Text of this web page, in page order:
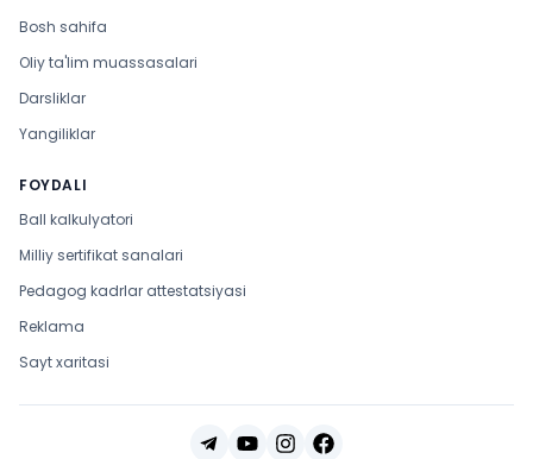
Bosh sahifa
Oliy ta'lim muassasalari
Darsliklar
Yangiliklar
FOYDALI
Ball kalkulyatori
Milliy sertifikat sanalari
Pedagog kadrlar attestatsiyasi
Reklama
Sayt xaritasi